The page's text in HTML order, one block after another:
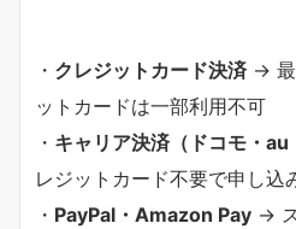
・ クレジットカード決済 → 最
ットカードは一部利用不可
・ キャリア決済（ドコモ・au
レジットカード不要で申し込
・ PayPal・Amazon Pay →